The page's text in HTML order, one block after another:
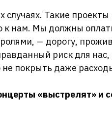
Такие
к нам. Мы должны
— дорогу,
риск для нас,
не покрыть даже
«выстрелят» и